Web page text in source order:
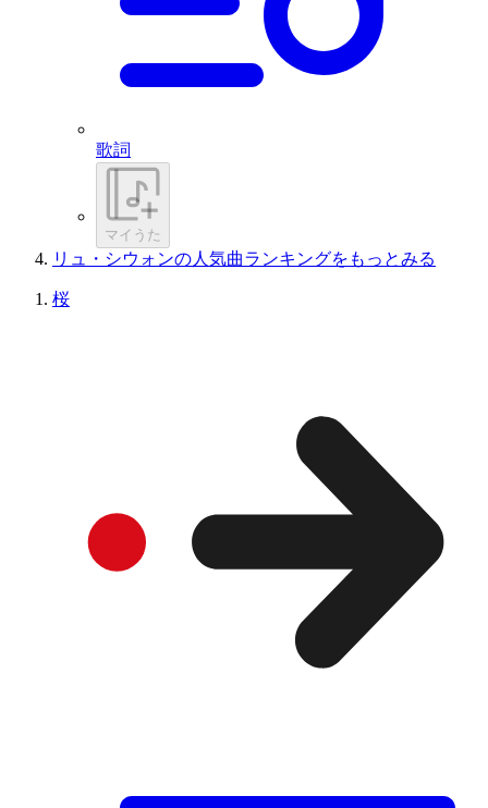
歌詞
マイうた
リュ・シウォンの人気曲ランキングをもっとみる
桜